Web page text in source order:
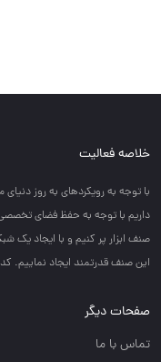
خلاصه فعالیت
با توجه به رويكردهاي به روز
داريم با توجه به حفظ فضاي تخصصي
صنف ابزار پر كنيم و با ايجاد يك
اين صنف قدرتمند ايجاد نماييم. کد شامد: 1-1-
صفحات دیگر
تماس با ما